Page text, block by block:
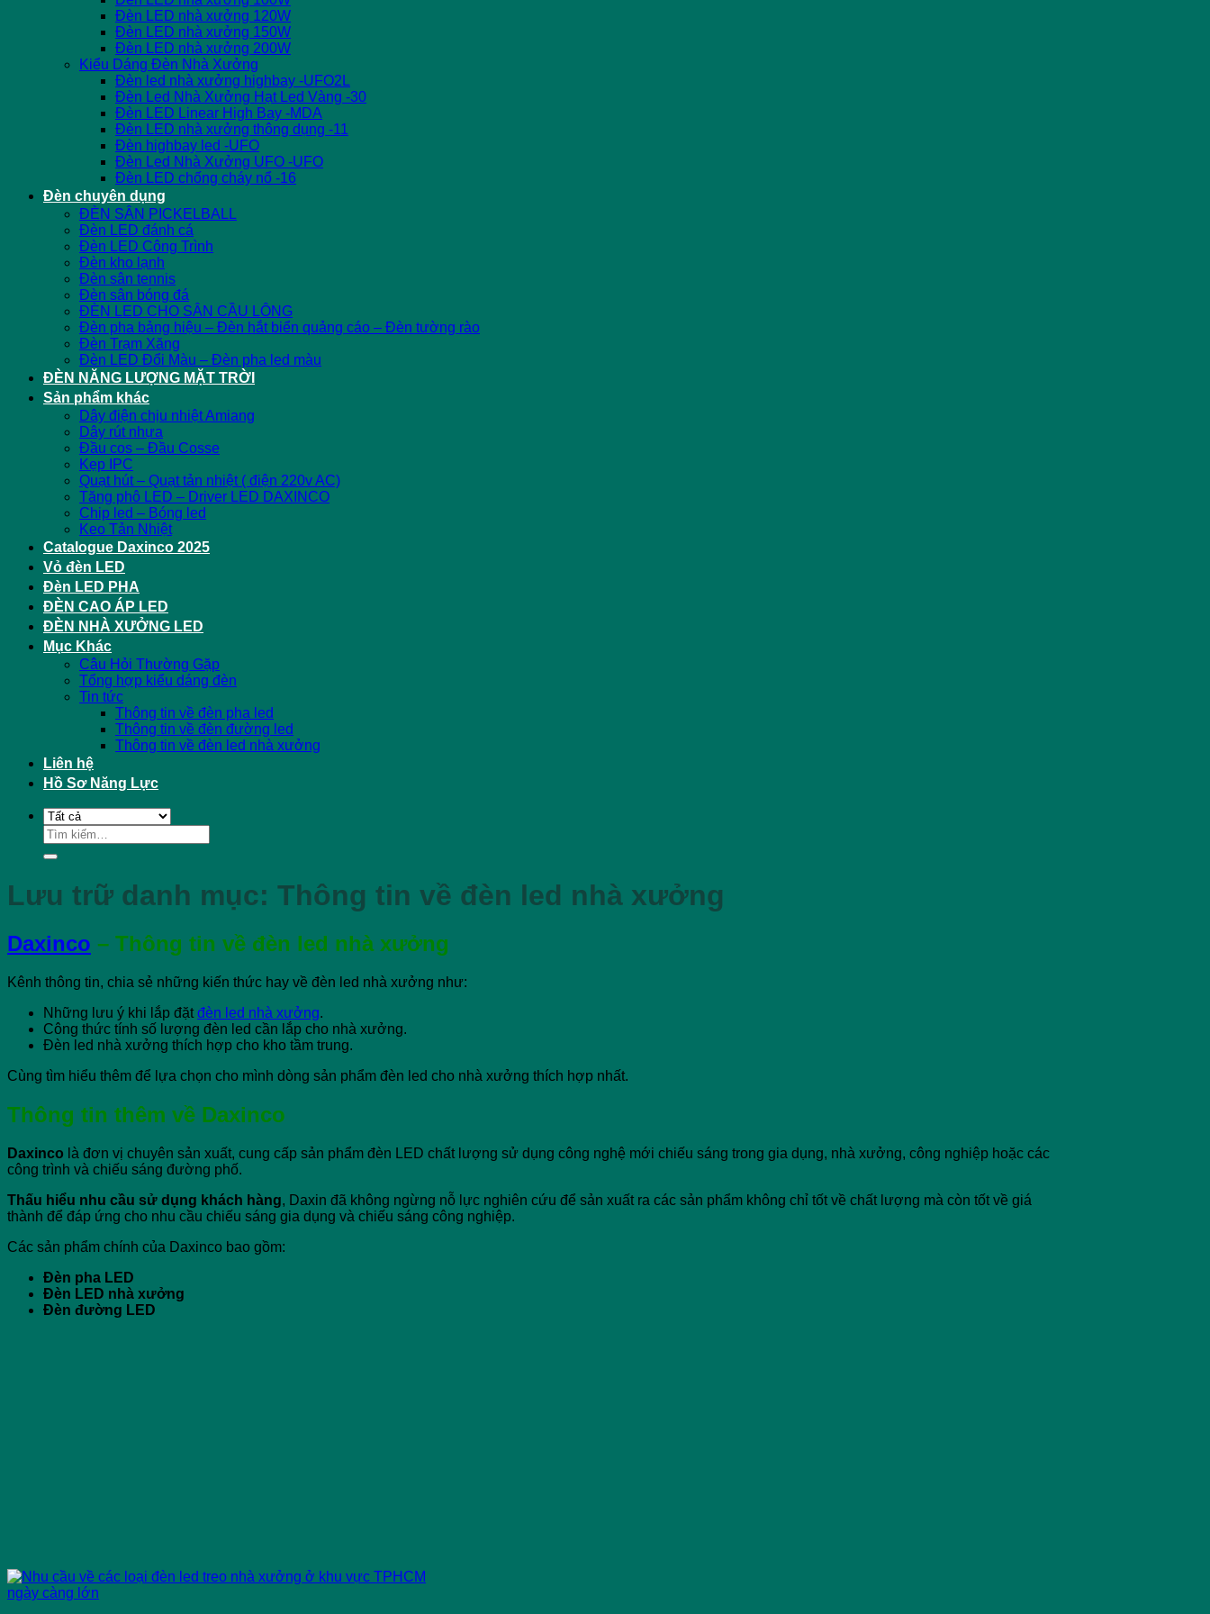
Đèn LED nhà xưởng 120W
Đèn LED nhà xưởng 150W
Đèn LED nhà xưởng 200W
Kiểu Dáng Đèn Nhà Xưởng
Đèn led nhà xưởng highbay -UFO2L
Đèn Led Nhà Xưởng Hạt Led Vàng -30
Đèn LED Linear High Bay -MDA
Đèn LED nhà xưởng thông dụng -11
Đèn highbay led -UFO
Đèn Led Nhà Xưởng UFO -UFO
Đèn LED chống cháy nổ -16
Đèn chuyên dụng
ĐÈN SÂN PICKELBALL
Đèn LED đánh cá
Đèn LED Công Trình
Đèn kho lạnh
Đèn sân tennis
Đèn sân bóng đá
ĐÈN LED CHO SÂN CẦU LÔNG
Đèn pha bảng hiệu – Đèn hắt biển quảng cáo – Đèn tường rào
Đèn Trạm Xăng
Đèn LED Đổi Màu – Đèn pha led màu
ĐÈN NĂNG LƯỢNG MẶT TRỜI
Sản phẩm khác
Dây điện chịu nhiệt Amiang
Dây rút nhựa
Đầu cos – Đầu Cosse
Kẹp IPC
Quạt hút – Quạt tản nhiệt ( điện 220v AC)
Tăng phô LED – Driver LED DAXINCO
Chip led – Bóng led
Keo Tản Nhiệt
Catalogue Daxinco 2025
Vỏ đèn LED
Đèn LED PHA
ĐÈN CAO ÁP LED
ĐÈN NHÀ XƯỞNG LED
Mục Khác
Câu Hỏi Thường Gặp
Tổng hợp kiểu dáng đèn
Tin tức
Thông tin về đèn pha led
Thông tin về đèn đường led
Thông tin về đèn led nhà xưởng
Liên hệ
Hồ Sơ Năng Lực
Tìm
kiếm:
Lưu trữ danh mục: Thông tin về đèn led nhà xưởng
Daxinco – Thông tin về đèn led nhà xưởng
Kênh thông tin, chia sẻ những kiến thức hay về đèn led nhà xưởng như:
Những lưu ý khi lắp đặt đèn led nhà xưởng.
Công thức tính số lượng đèn led cần lắp cho nhà xưởng.
Đèn led nhà xưởng thích hợp cho kho tầm trung.
Cùng tìm hiểu thêm để lựa chọn cho mình dòng sản phẩm đèn led cho nhà xưởng thích hợp nhất.
Thông tin thêm về Daxinco
Daxinco là đơn vị chuyên sản xuất, cung cấp sản phẩm đèn LED chất lượng sử dụng công nghệ mới chiếu sáng trong gia dụng, nhà xưởng, công nghiệp hoặc các
công trình và chiếu sáng đường phố.
Thấu hiểu nhu cầu sử dụng khách hàng, Daxin đã không ngừng nỗ lực nghiên cứu để sản xuất ra các sản phẩm không chỉ tốt về chất lượng mà còn tốt về giá
thành để đáp ứng cho nhu cầu chiếu sáng gia dụng và chiếu sáng công nghiệp.
Các sản phẩm chính của Daxinco bao gồm:
Đèn pha LED
Đèn LED nhà xưởng
Đèn đường LED